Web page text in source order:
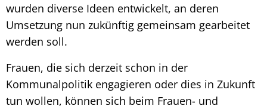
wurden diverse Ideen entwickelt, an deren
Umsetzung nun zukünftig gemeinsam gearbeitet
werden soll.
Frauen, die sich derzeit schon in der
Kommunalpolitik engagieren oder dies in Zukunft
tun wollen, können sich beim Frauen- und